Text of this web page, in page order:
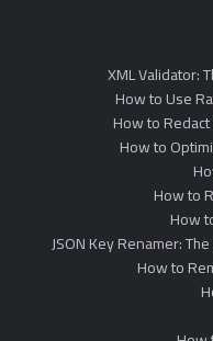
XML Validator:
How to Use
How to
How to
How to
How
JSON Key Renamer:
How to